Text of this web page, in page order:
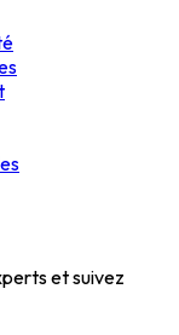
et suivez